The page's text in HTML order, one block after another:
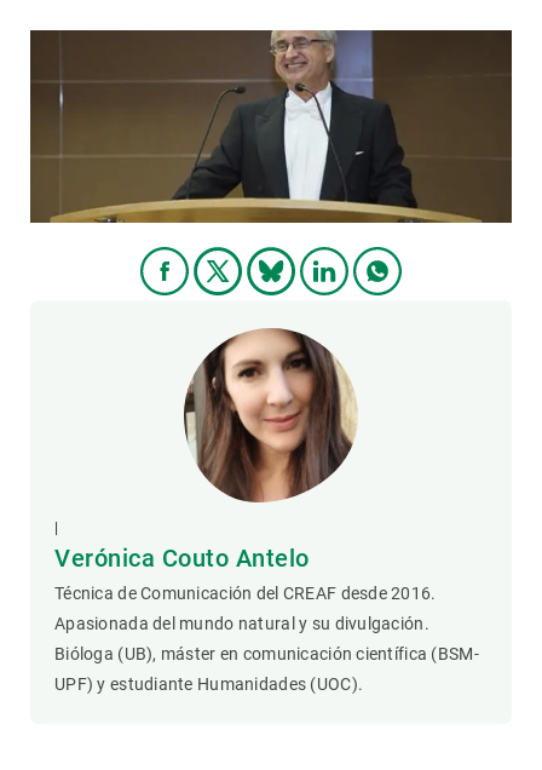
Verónica Couto Antelo
Técnica de Comunicación del CREAF desde 2016.
Apasionada del mundo natural y su divulgación.
Bióloga (UB), máster en comunicación científica (BSM-
UPF) y estudiante Humanidades (UOC).